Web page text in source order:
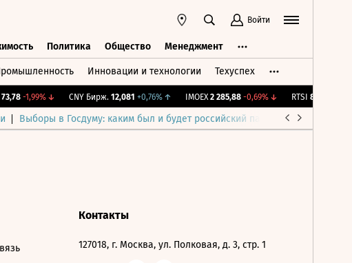
Войти
Политика Общество Менеджмент
Инновации и технологии Техуспех
-1,99%↓ CNY Бирж. 12,081 +0,76%↑ IMOEX 2 285,88 -0,69%↓ RTSI 884,56
Выборы в Госдуму: каким был и будет российский парламент
Контакты
127018, г. Москва, ул. Полковая, д. 3, стр. 1